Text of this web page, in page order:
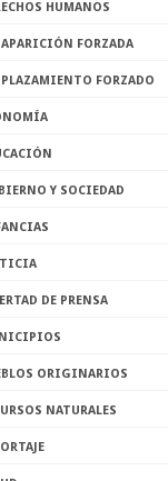
HUMANOS
FORZADA
FORZADO
Y SOCIEDAD
DE PRENSA
ORIGINARIOS
NATURALES